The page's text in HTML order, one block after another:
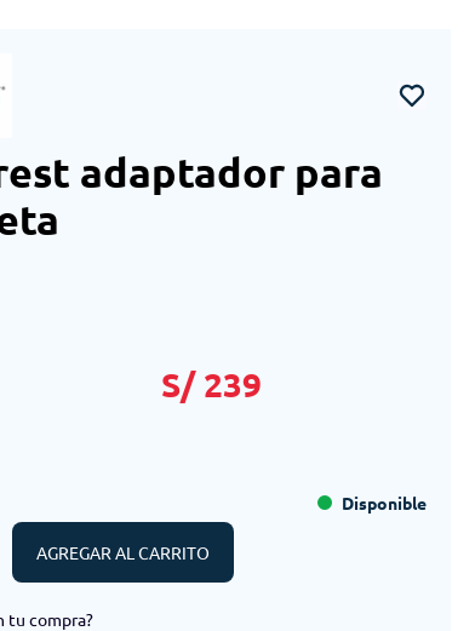
adaptador para
S/ 239
Disponible
AGREGAR AL CARRITO
tu compra?